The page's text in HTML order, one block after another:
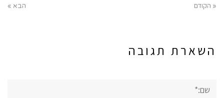
« הקודם הבא »
השארת תגובה